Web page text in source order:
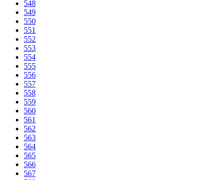
548
549
550
551
552
553
554
555
556
557
558
559
560
561
562
563
564
565
566
567